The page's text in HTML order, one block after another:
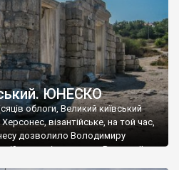
ЮНЕСКО
облоги, Великий київський
візантійське, на той час,
дозволило Володимиру
імператору Василю ІІ, та